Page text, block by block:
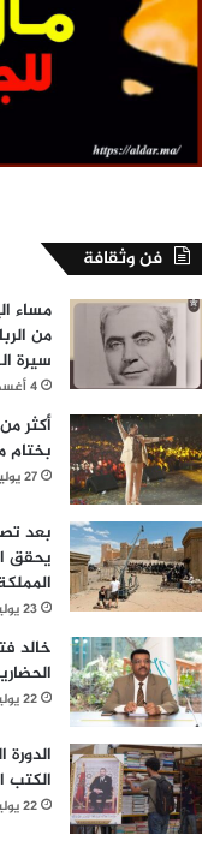
فن وثقافة
مساء
من
سيرة
4 أغسطس، 2026
بختام
27 يوليو، 2026
يحقق
23 يوليو، 2026
خالد
22 يوليو، 2026
الكتب
22 يوليو، 2026